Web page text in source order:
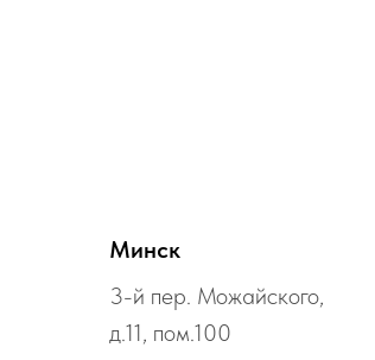
Минск
3-й пер. Можайского,
д.11, пом.100